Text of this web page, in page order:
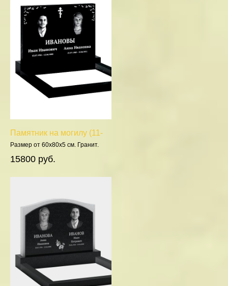
Памятник на могилу (11-
100)
Размер от 60х80х5 см. Гранит.
15800 руб.